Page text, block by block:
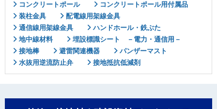
コンクリートポール
コンクリートポール用付属品
装柱金具
配電線用架線金具
通信線用架線金具
ハンドホール・鉄ぶた
地中線材料
埋設標識シート －電力・通信用－
接地棒
避雷関連機器
パンザーマスト
水抜用逆流防止弁
接地抵抗低減剤